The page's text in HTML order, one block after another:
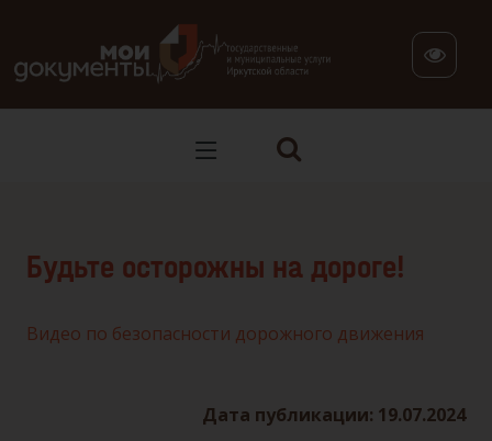
Будьте осторожны на дороге!
Видео по безопасности дорожного движения
Дата публикации: 19.07.2024